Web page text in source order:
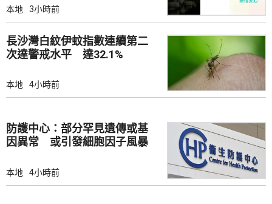
本地 3小時前
長沙灣白紋伊蚊指數連續第二
次達警戒水平 達32.1%
本地 4小時前
防護中心：部分罕見遺傳或基
因異常 或引發細胞因子風暴
本地 4小時前